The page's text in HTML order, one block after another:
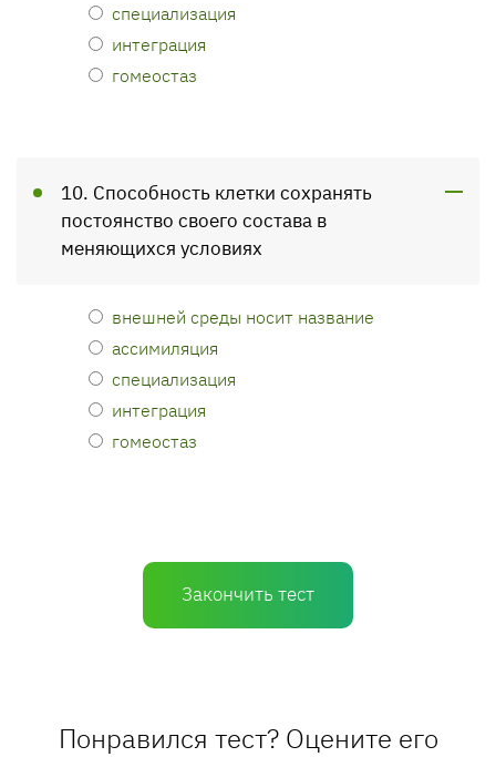
специализация
интеграция
гомеостаз
10. Способность клетки сохранять
постоянство своего состава в
меняющихся условиях
внешней среды носит название
ассимиляция
специализация
интеграция
гомеостаз
Закончить тест
Понравился тест? Оцените его